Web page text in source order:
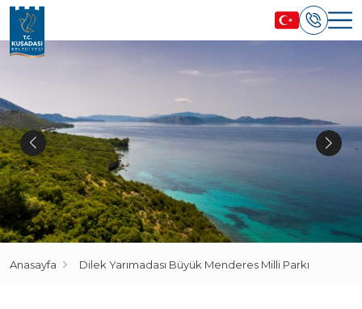
Anasayfa Dilek Yarımadası Büyük Menderes Milli Parkı